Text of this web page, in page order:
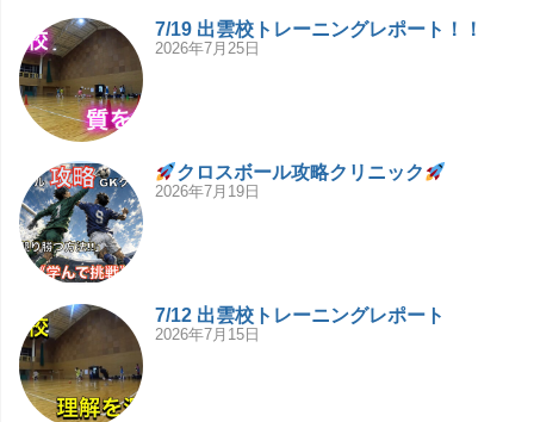
7/19 出雲校トレーニングレポート！！
2026年7月25日
クロスボール攻略クリニック
2026年7月19日
7/12 出雲校トレーニングレポート
2026年7月15日